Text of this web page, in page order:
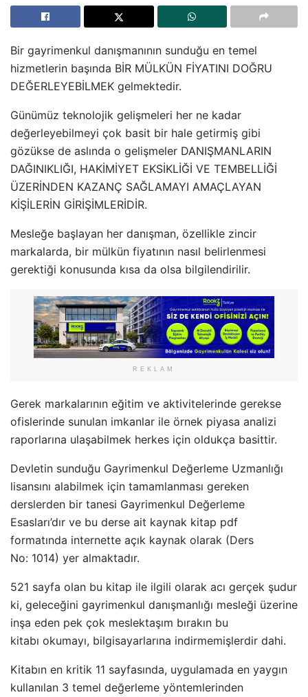
Bir gayrimenkul danışmanının sunduğu en temel
hizmetlerin başında BİR MÜLKÜN FİYATINI DOĞRU
DEĞERLEYEBİLMEK gelmektedir.
Günümüz teknolojik gelişmeleri her ne kadar
değerleyebilmeyi çok basit bir hale getirmiş gibi
gözükse de aslında o gelişmeler DANIŞMANLARIN
DAĞINIKLIĞI, HAKİMİYET EKSİKLİĞİ VE TEMBELLİĞİ
ÜZERİNDEN KAZANÇ SAĞLAMAYI AMAÇLAYAN
KİŞİLERİN GİRİŞİMLERİDİR.
Mesleğe başlayan her danışman, özellikle zincir
markalarda, bir mülkün fiyatının nasıl belirlenmesi
gerektiği konusunda kısa da olsa bilgilendirilir.
REKLAM
Gerek markalarının eğitim ve aktivitelerinde gerekse
ofislerinde sunulan imkanlar ile örnek piyasa analizi
raporlarına ulaşabilmek herkes için oldukça basittir.
Devletin sunduğu Gayrimenkul Değerleme Uzmanlığı
lisansını alabilmek için tamamlanması gereken
derslerden bir tanesi Gayrimenkul Değerleme
Esasları’dır ve bu derse ait kaynak kitap pdf
formatında internette açık kaynak olarak (Ders
No: 1014) yer almaktadır.
521 sayfa olan bu kitap ile ilgili olarak acı gerçek şudur
ki, geleceğini gayrimenkul danışmanlığı mesleği üzerine
inşa eden pek çok meslektaşım bırakın bu
kitabı okumayı, bilgisayarlarına indirmemişlerdir dahi.
Kitabın en kritik 11 sayfasında, uygulamada en yaygın
kullanılan 3 temel değerleme yöntemlerinden